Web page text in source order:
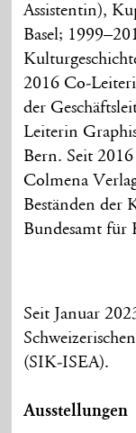
Assistentin),
Basel;
2016 Co-
der
Leiterin
Bern. Seit
Colmena
Beständen der
Bundesamt für
Seit Januar
(SIK-ISEA).
Ausstellungen